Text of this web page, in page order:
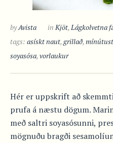
byAvista in Kjöt,Lágkolvetna
tags: asískt naut,grillað,
soyasósa,vorlaukur
Hér er uppskrift að
prufa á næstu dögum.
með saltri soyasósunni,
mögnuðu bragði